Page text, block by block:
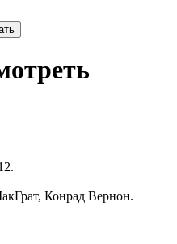
Конрад Вернон.